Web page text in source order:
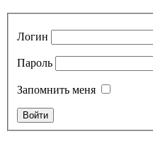
Логин
Пароль
Запомнить меня